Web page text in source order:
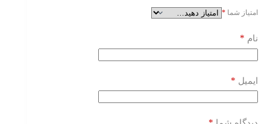
امتیاز شما *
نام *
ایمیل *